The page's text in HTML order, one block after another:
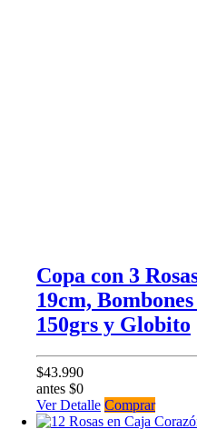
Copa con 3
19cm,
150grs y Globito
$43.990
antes $0
Ver Detalle Comprar